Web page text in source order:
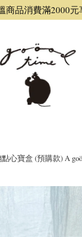
商品消費滿2000
心寶盒 (預購款) A